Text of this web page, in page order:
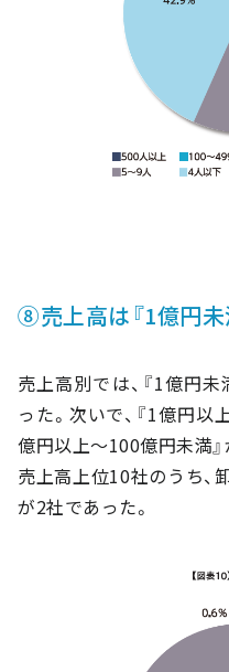
⑧売上高は『1億円未
売上高別では、『1億円
った。次いで、『1億円以
億円以上～100億円未満
売上高上位10社のうち、
が2社であった。